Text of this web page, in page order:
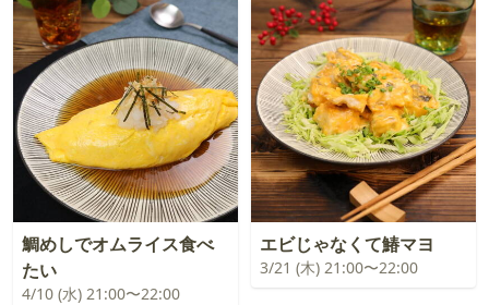
鯛めしでオムライス食べ
たい
4/10 (水) 21:00〜22:00
エビじゃなくて鰆マヨ
3/21 (木) 21:00〜22:00